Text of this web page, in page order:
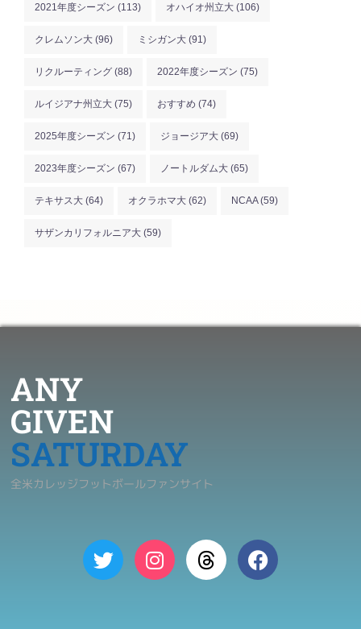
2021年度シーズン (113) オハイオ州立大 (106)
クレムソン大 (96) ミシガン大 (91)
リクルーティング (88) 2022年度シーズン (75)
ルイジアナ州立大 (75) おすすめ (74)
2025年度シーズン (71) ジョージア大 (69)
2023年度シーズン (67) ノートルダム大 (65)
テキサス大 (64) オクラホマ大 (62) NCAA(59)
サザンカリフォルニア大 (59)
ANY
GIVEN
SATURDAY
全米カレッジフットボールファンサイト